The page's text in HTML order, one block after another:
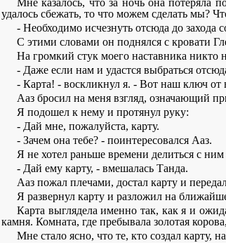
Мне казалось, что за ночь она потеряла
удалось сбежать, то что можем сделать мы?
- Необходимо исчезнуть отсюда до захода
С этими словами он поднялся с кровати
На громкий стук моего наставника никто
- Даже если нам и удастся выбраться
- Карта! - воскликнул я. - Вот наш ключ от
Ааз бросил на меня взгляд, означающий
Я подошел к нему и протянул руку:
- Дай мне, пожалуйста, карту.
- Зачем она тебе? - поинтересовался Ааз.
Я не хотел раньше времени делиться с
- Дай ему карту, - вмешалась Танда.
Ааз пожал плечами, достал карту и
Я развернул карту и разложил на
Карта выглядела именно так, как я и
камня. Комната, где пребывала золотая
Мне стало ясно, что те, кто создал карту,